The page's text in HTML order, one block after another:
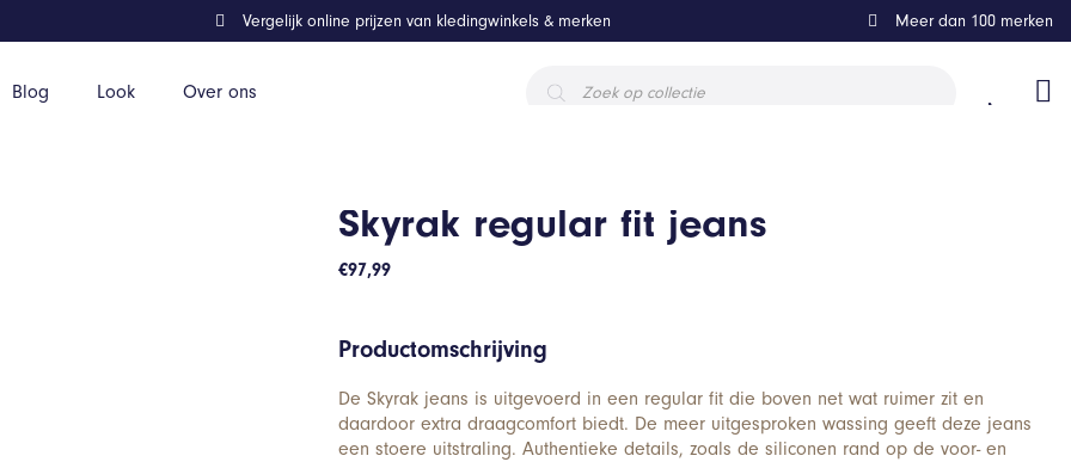
Blog Look Over ons
zoeken
Vergelijk online prijzen van kledingwinkels & merken Meer dan 100 merken
Skyrak regular fit jeans
€97,99
Productomschrijving
De Skyrak jeans is uitgevoerd in een regular fit die boven net wat ruimer zit en
daardoor extra draagcomfort biedt. De meer uitgesproken wassing geeft deze jeans
een stoere uitstraling. Authentieke details, zoals de siliconen rand op de voor- en